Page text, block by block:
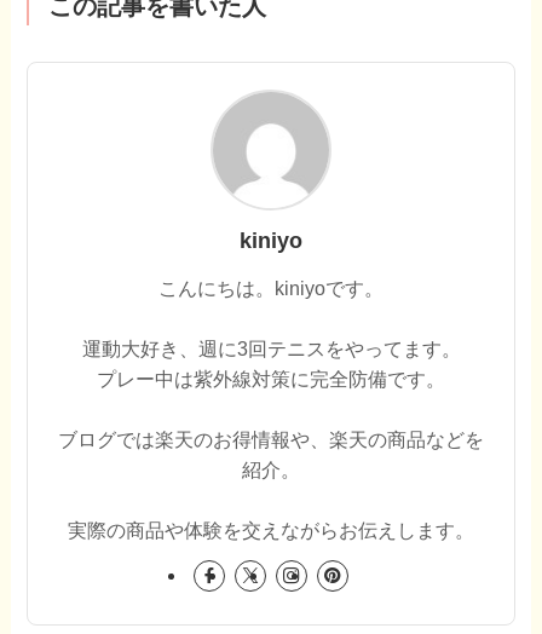
この記事を書いた人
kiniyo
こんにちは。kiniyoです。
運動大好き、週に3回テニスをやってます。
プレー中は紫外線対策に完全防備です。
ブログでは楽天のお得情報や、楽天の商品などを
紹介。
実際の商品や体験を交えながらお伝えします。